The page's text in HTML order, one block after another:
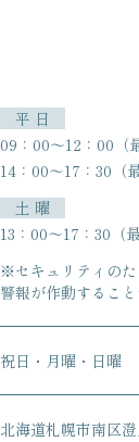
平 日
09：00〜12：00（
14：00〜17：30（
土 曜
13：00〜17：30（
※セキュリティの
警報が作動すること
祝日・月曜・日曜
北海道札幌市南区